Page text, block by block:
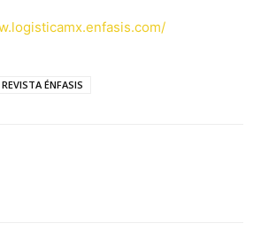
ÉNFASIS